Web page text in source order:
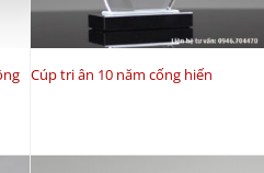
Cúp tri ân 10 năm cống hiến